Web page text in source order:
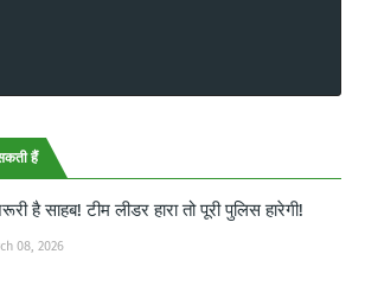
हैं
है साहब! टीम लीडर हारा तो पूरी पुलिस हारेगी!
08, 2026